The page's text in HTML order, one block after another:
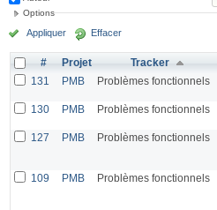
Options
Appliquer Effacer
# Projet Tracker
131
PMB Problèmes fonctionnels
130 PMB Problèmes fonctionnels
127 PMB Problèmes fonctionnels
109 PMB Problèmes fonctionnels